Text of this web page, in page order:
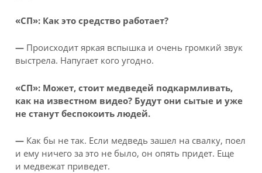
«СП»: Как это средство работает?
— Происходит яркая вспышка и очень громкий звук
выстрела. Напугает кого угодно.
«СП»: Может, стоит медведей подкармливать,
как на известном видео? Будут они сытые и уже
не станут беспокоить людей.
— Как бы не так. Если медведь зашел на свалку, поел
и ему ничего за это не было, он опять придет. Еще
и медвежат приведет.